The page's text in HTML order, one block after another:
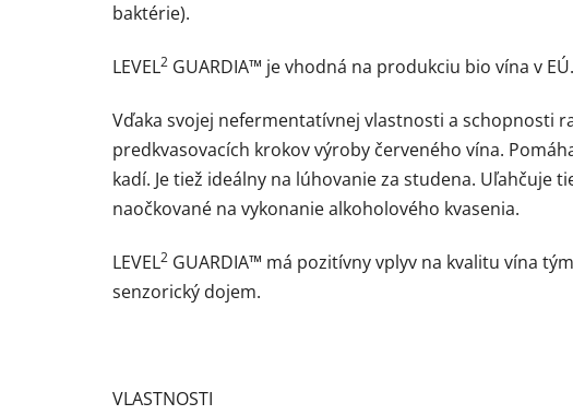
baktérie).
LEVEL2 GUARDIA™ je vhodná na produkciu bio vína v EÚ.
Vďaka svojej nefermentatívnej vlastnosti a schopnosti
predkvasovacích krokov výroby červeného vína.
kadí. Je tiež ideálny na lúhovanie za studena.
naočkované na vykonanie alkoholového kvasenia.
LEVEL2 GUARDIA™ má pozitívny vplyv na kvalitu vína
senzorický dojem.
VLASTNOSTI